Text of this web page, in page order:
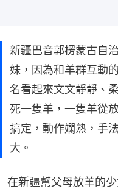
新疆巴音郭楞蒙古自
妹，因為和羊群互動
名看起來文文靜靜、
死一隻羊，一隻羊從
搞定，動作嫻熟，手
大。
在新疆幫父母放羊的